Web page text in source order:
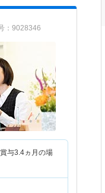
：9028346
与3.4ヵ月の場